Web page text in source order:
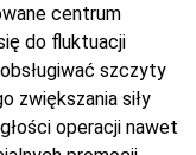
centrum
do fluktuacji
szczyty
zwiększania siły
operacji nawet